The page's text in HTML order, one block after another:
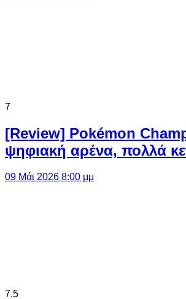
7
[Review] Pokémon
ψηφιακή αρένα, πολλά
09 Μάι 2026 8:00 μμ
7.5